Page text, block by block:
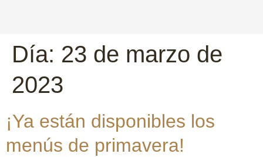
Día: 23 de marzo de
2023
¡Ya están disponibles los
menús de primavera!